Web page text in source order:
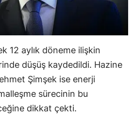
12 aylık döneme ilişkin
düşüş kaydedildi. Hazine
Şimşek ise enerji
sürecinin bu
dikkat çekti.